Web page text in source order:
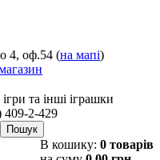
4, оф.54 (на мапі)
та інші іграшки
409-2-429
Пошук
В кошику: 0 товарів